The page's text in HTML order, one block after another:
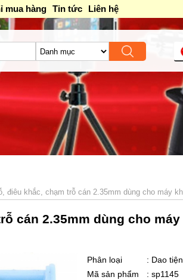
mua hàng Tin tức Liên hệ
điêu khắc, chạm trỗ cán 2.35mm dùng cho máy
cán 2.35mm dùng cho
Phân loại
: Dao
Mã sản phẩm
: sp1145